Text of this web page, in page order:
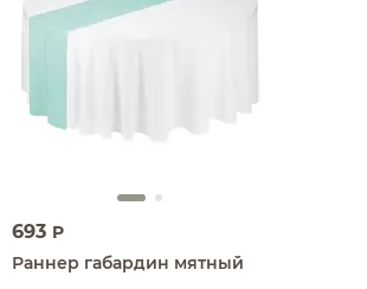
693 P
Раннер габардин мятный